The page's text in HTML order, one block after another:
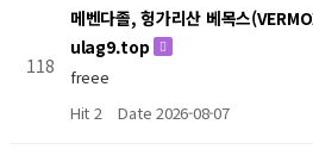
118
메벤다졸, 헝가리산 베목스
ulag9.top
freee
Hit 2
Date 2026-08-07